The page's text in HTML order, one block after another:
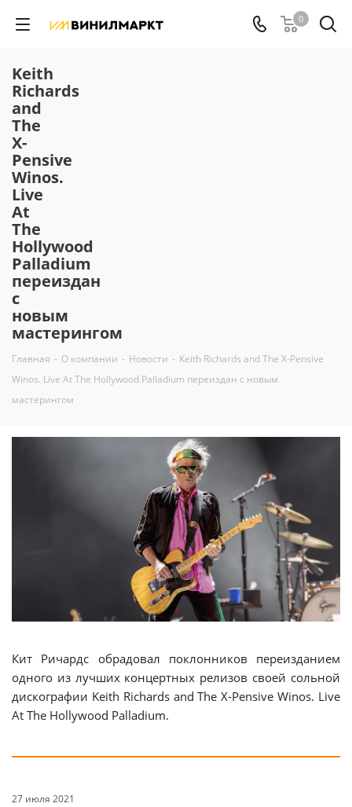
0
Keith
Richards
and
The
X-
Pensive
Winos.
Live
At
The
Hollywood
Palladium
переиздан
с
новым
мастерингом
Главная - О компании - Новости - Keith Richards and The X-Pensive
Winos. Live At The Hollywood Palladium переиздан с новым
мастерингом
Кит Ричардс обрадовал поклонников переизданием
одного из лучших концертных релизов своей сольной
дискографии Keith Richards and The X-Pensive Winos. Live
At The Hollywood Palladium.
27 июля 2021